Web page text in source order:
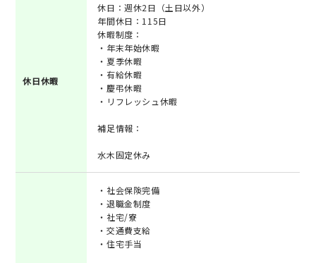
休日休暇
休日：週休2日（土日以外）
年間休日：115日
休暇制度：
・年末年始休暇
・夏季休暇
・有給休暇
・慶弔休暇
・リフレッシュ休暇
補足情報：
水木固定休み
・社会保険完備
・退職金制度
・社宅/寮
・交通費支給
・住宅手当